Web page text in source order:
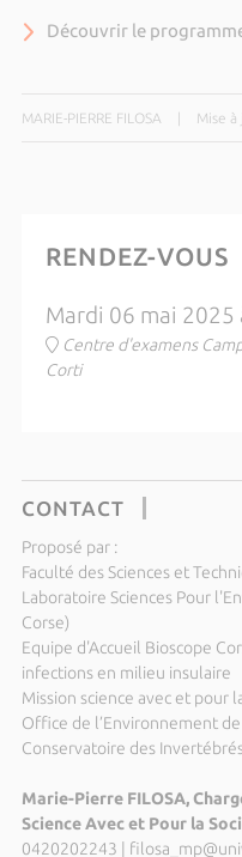
Découvrir le
MARIE-PIERRE FILOSA Mise
RENDEZ-VOUS
Mardi 06 mai 2025
Centre d'examens
Corti
CONTACT
Proposé par :
Faculté des Sciences et
Laboratoire Sciences Pour
Corse)
Equipe d'Accueil Bioscope
infections en milieu insulaire
Mission science avec et pour
Office de l’Environnement
Conservatoire des
Marie-Pierre FILOSA,
Science Avec et Pour la
0420202243 |